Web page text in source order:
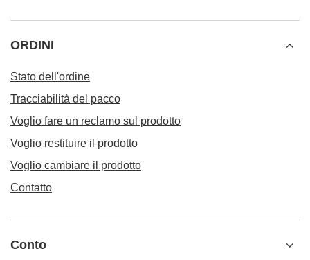
ORDINI
Stato dell'ordine
Tracciabilità del pacco
Voglio fare un reclamo sul prodotto
Voglio restituire il prodotto
Voglio cambiare il prodotto
Contatto
Conto